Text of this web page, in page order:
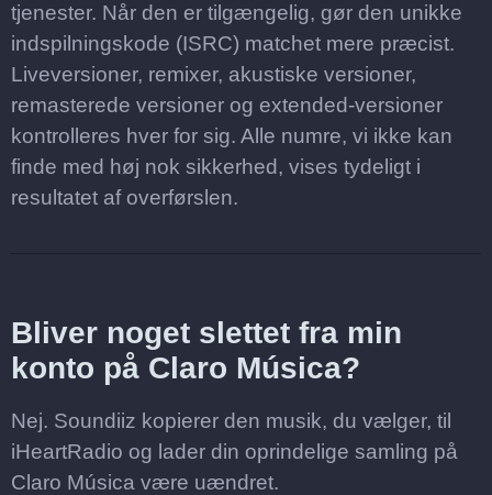
tjenester. Når den er tilgængelig, gør den unikke
indspilningskode (ISRC) matchet mere præcist.
Liveversioner, remixer, akustiske versioner,
remasterede versioner og extended-versioner
kontrolleres hver for sig. Alle numre, vi ikke kan
finde med høj nok sikkerhed, vises tydeligt i
resultatet af overførslen.
Bliver noget slettet fra min
konto på Claro Música?
Nej. Soundiiz kopierer den musik, du vælger, til
iHeartRadio og lader din oprindelige samling på
Claro Música være uændret.